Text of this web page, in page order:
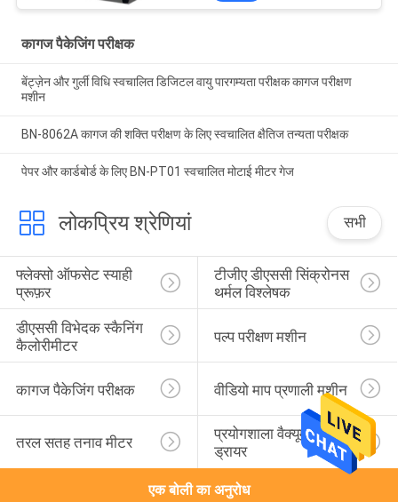
कागज पैकेजिंग परीक्षक
बेंट्ज़ेन और गुर्ली विधि स्वचालित डिजिटल वायु पारगम्यता परीक्षक कागज परीक्षण
मशीन
BN-8062A कागज की शक्ति परीक्षण के लिए स्वचालित क्षैतिज तन्यता परीक्षक
पेपर और कार्डबोर्ड के लिए BN-PT01 स्वचालित मोटाई मीटर गेज
लोकप्रिय श्रेणियां सभी
फ्लेक्सो ऑफसेट स्याही
प्रूफ़र
टीजीए डीएससी सिंक्रोनस
थर्मल विश्लेषक
डीएससी विभेदक स्कैनिंग
कैलोरीमीटर
पल्प परीक्षण मशीन
कागज पैकेजिंग परीक्षक वीडियो माप प्रणाली मशीन
तरल सतह तनाव मीटर
प्रयोगशाला वैक्यूम फ्रीज
ड्रायर
एक बोली का अनुरोध